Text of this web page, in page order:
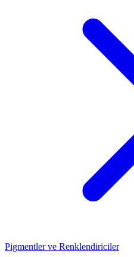
Pigmentler ve Renklendiriciler